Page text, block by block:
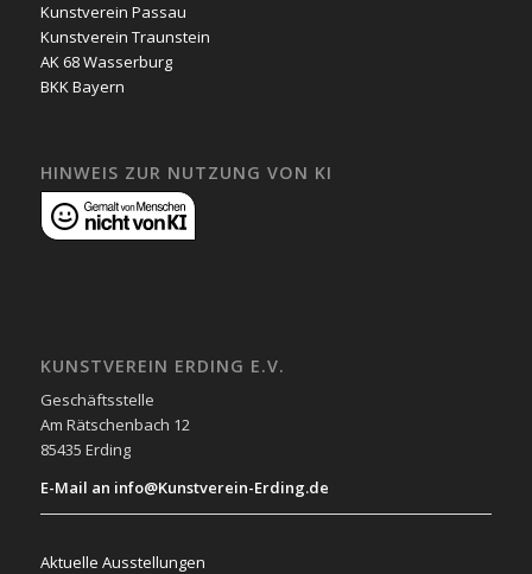
Kunstverein Passau
Kunstverein Traunstein
AK 68 Wasserburg
BKK Bayern
HINWEIS ZUR NUTZUNG VON KI
KUNSTVEREIN ERDING E.V.
Geschäftsstelle
Am Rätschenbach 12
85435 Erding
E-Mail an info@Kunstverein-Erding.de
Aktuelle Ausstellungen